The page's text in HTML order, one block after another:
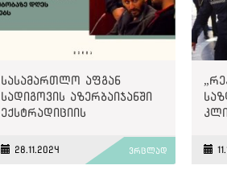
სასამართლო აფგან
სადიგოვის აზერბაიჯანში
ექსტრადიციის
იმსჯელებს
28.11.2024 ვრცლად